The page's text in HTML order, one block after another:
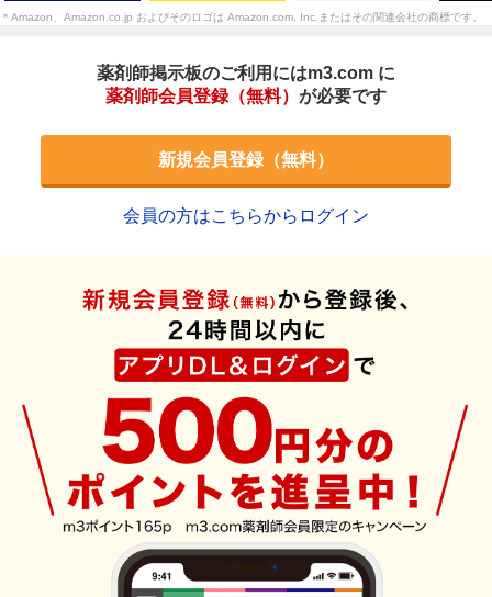
＊Amazon、Amazon.co.jp およびそのロゴは Amazon.com, Inc.またはその関連会社の商標です。
薬剤師掲示板のご利用にはm3.com に
薬剤師会員登録（無料） が必要です
新規会員登録（無料）
会員の方はこちらからログイン